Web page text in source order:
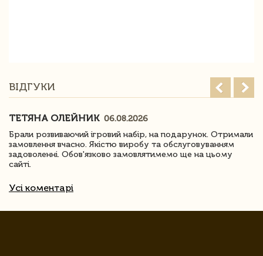
ВІДГУКИ
ТЕТЯНА ОЛЕЙНИК 06.08.2026
Брали розвиваючий ігровий набір, на подарунок. Отримали
замовлення вчасно. Якістю виробу та обслуговуванням
задоволенні. Обов'язково замовлятимемо ще на цьому
сайті.
Усі коментарі